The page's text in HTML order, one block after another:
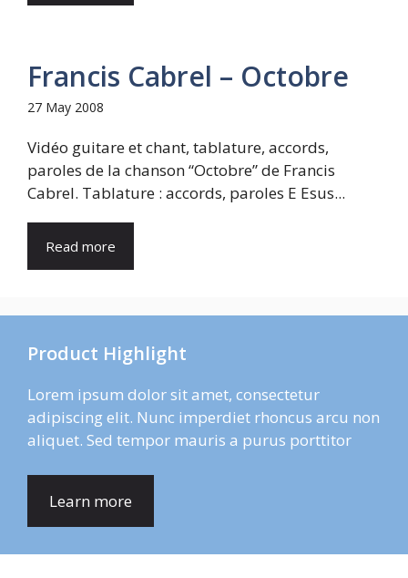
Francis Cabrel – Octobre
27 May 2008
Vidéo guitare et chant, tablature, accords,
paroles de la chanson “Octobre” de Francis
Cabrel. Tablature : accords, paroles E Esus...
Read more
Product Highlight
Lorem ipsum dolor sit amet, consectetur
adipiscing elit. Nunc imperdiet rhoncus arcu non
aliquet. Sed tempor mauris a purus porttitor
Learn more